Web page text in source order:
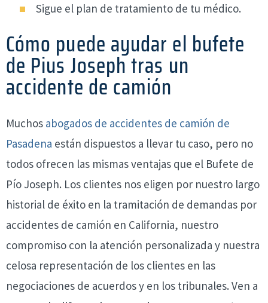
Sigue el plan de tratamiento de tu médico.
Cómo puede ayudar el bufete
de Pius Joseph tras un
accidente de camión
Muchos abogados de accidentes de camión de
Pasadena están dispuestos a llevar tu caso, pero no
todos ofrecen las mismas ventajas que el Bufete de
Pío Joseph. Los clientes nos eligen por nuestro largo
historial de éxito en la tramitación de demandas por
accidentes de camión en California, nuestro
compromiso con la atención personalizada y nuestra
celosa representación de los clientes en las
negociaciones de acuerdos y en los tribunales. Ven a